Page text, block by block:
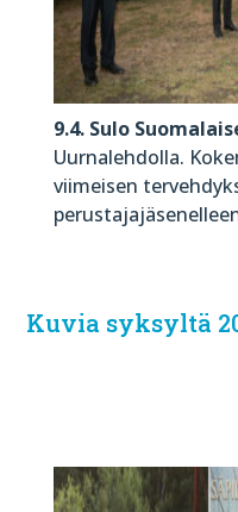
9.4. Sulo
Uurnalehdolla.
viimeisen
Kuvia syksyltä